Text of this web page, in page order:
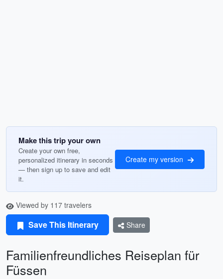
Make this trip your own
Create your own free,
personalized itinerary in seconds
— then sign up to save and edit
it.
Create my version
Viewed by 117 travelers
Save This Itinerary Share
Familienfreundliches Reiseplan für
Füssen